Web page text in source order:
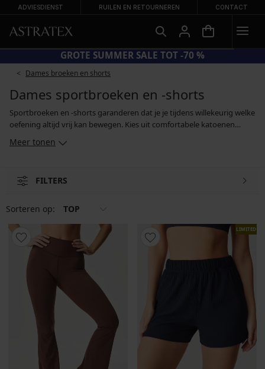
ADVIESDIENST RUILEN EN RETOURNEREN CONTACT
GROTE SUMMER SALE TOT -70 %
Dames broeken en shorts
Dames sportbroeken en -shorts
Sportbroeken en -shorts garanderen dat je je tijdens willekeurig welke
oefening altijd vrij kan bewegen. Kies uit comfortabele katoenen
bijzondere eigenschappen zullen deze materialen jouw uurtje in de
aan een korte broek, een capri met een kortere lengte of een lange
Meer tonen
FILTERS
Sorteren op: TOP
LIMITED